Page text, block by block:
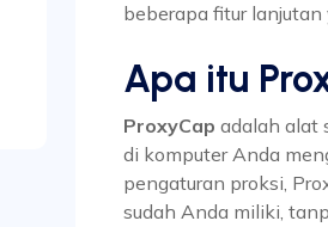
beberapa fitur
Apa itu
ProxyCap adalah alat
di komputer Anda
pengaturan proksi,
sudah Anda miliki,